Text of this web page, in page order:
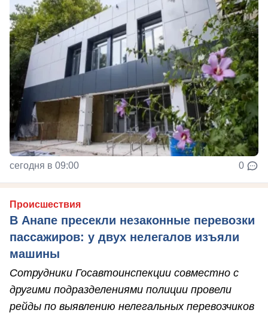
сегодня в 09:00 0
Происшествия
В Анапе пресекли незаконные перевозки
пассажиров: у двух нелегалов изъяли
машины
Сотрудники Госавтоинспекции совместно с
другими подразделениями полиции провели
рейды по выявлению нелегальных перевозчиков